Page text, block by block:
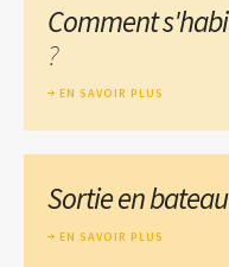
Comment
?
EN SAVOIR PLUS
Sortie en bateau
EN SAVOIR PLUS